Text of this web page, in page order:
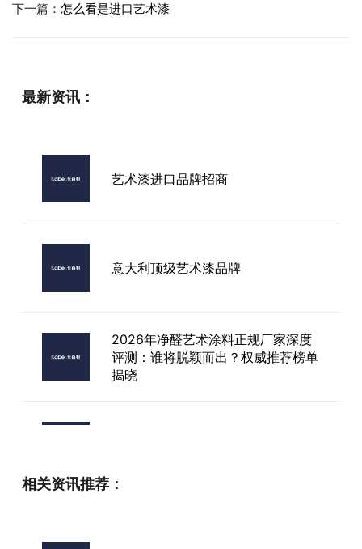
下一篇： 怎么看是进口艺术漆
最新资讯：
艺术漆进口品牌招商
意大利顶级艺术漆品牌
2026年净醛艺术涂料正规厂家深度
评测：谁将脱颖而出？权威推荐榜单
揭晓
相关资讯推荐：